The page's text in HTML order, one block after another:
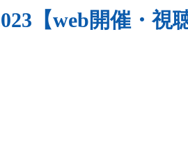
アンケートによる改善
顧客満足度を追求
入居者様のしおり
【web開催・視